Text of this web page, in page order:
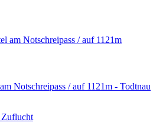
Notschreipass / auf 1121m - Todtnau